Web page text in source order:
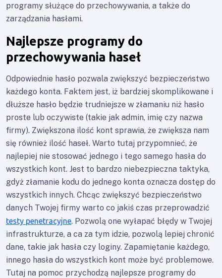
programy służące do przechowywania, a także do
zarządzania hasłami.
Najlepsze programy do
przechowywania haseł
Odpowiednie hasło pozwala zwiększyć bezpieczeństwo
każdego konta. Faktem jest, iż bardziej skomplikowane i
dłuższe hasło będzie trudniejsze w złamaniu niż hasło
proste lub oczywiste (takie jak admin, imię czy nazwa
firmy). Zwiększona ilość kont sprawia, że zwiększa nam
się również ilość haseł. Warto tutaj przypomnieć, że
najlepiej nie stosować jednego i tego samego hasła do
wszystkich kont. Jest to bardzo niebezpieczna taktyka,
gdyż złamanie kodu do jednego konta oznacza dostęp do
wszystkich innych. Chcąc zwiększyć bezpieczeństwo
danych Twojej firmy warto co jakiś czas przeprowadzić
testy penetracyjne. Pozwolą one wyłapać błędy w Twojej
infrastrukturze, a ca za tym idzie, pozwolą lepiej chronić
dane, takie jak hasła czy loginy. Zapamiętanie każdego,
innego hasła do wszystkich kont może być problemowe.
Tutaj na pomoc przychodzą najlepsze programy do